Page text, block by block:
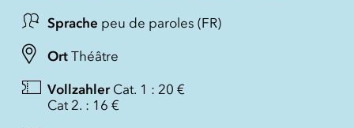
Sprache peu de paroles (FR)
Ort Théâtre
Vollzahler Cat. 1 : 20 €
Cat 2. : 16 €